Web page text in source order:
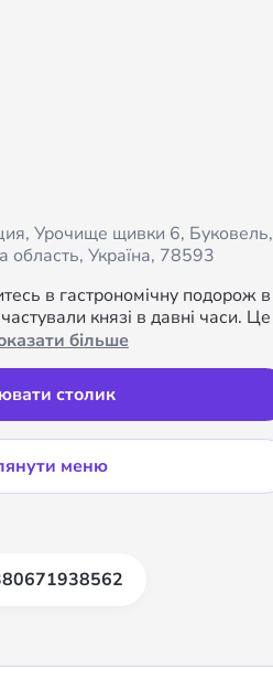
Урочище щивки 6, Буковель,
область, Україна, 78593
в гастрономічну подорож в
князі в давні часи. Це
більше
столик
меню